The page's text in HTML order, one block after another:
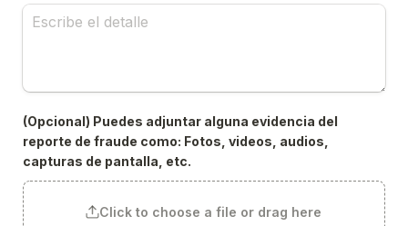
(Opcional) Puedes adjuntar alguna evidencia del
reporte de fraude como: Fotos, videos, audios,
capturas de pantalla, etc.
Click to choose a file or drag here